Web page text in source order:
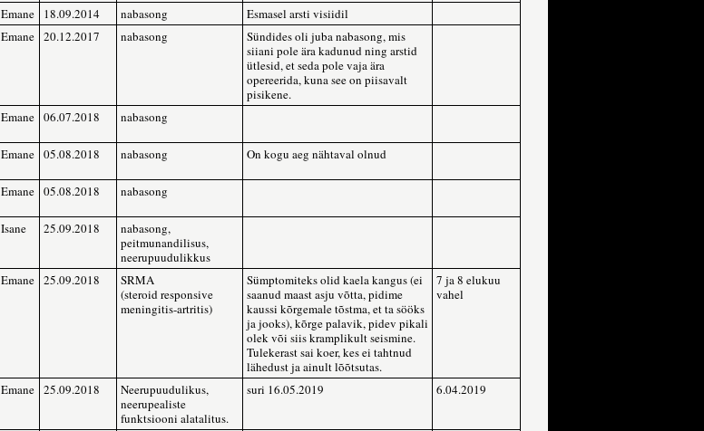
Emane 18.09.2014 nabasong
Esmasel arsti visiidil
Emane 20.12.2017 nabasong
Sündides oli juba nabasong, mis
siiani pole ära kadunud ning arstid
ütlesid, et seda pole vaja ära
opereerida, kuna see on piisavalt
pisikene.
Emane 06.07.2018 nabasong
Emane 05.08.2018 nabasong On kogu aeg nähtaval olnud
Emane 05.08.2018 nabasong
Isane 25.09.2018
nabasong,
peitmunandilisus,
neerupuudulikkus
Emane 25.09.2018
SRMA
(steroid responsive
meningitis-artritis)
Sümptomiteks olid kaela kangus (ei
saanud maast asju võtta, pidime
kaussi kõrgemale tõstma, et ta sööks
ja jooks), kõrge palavik, pidev pikali
olek või siis kramplikult seismine.
Tulekerast sai koer, kes ei tahtnud
lähedust ja ainult lõõtsutas.
7 ja 8 elukuu
vahel
Emane 25.09.2018
Neerupuudulikus,
neerupealiste
funktsiooni alatalitus.
suri 16.05.2019 6.04.2019